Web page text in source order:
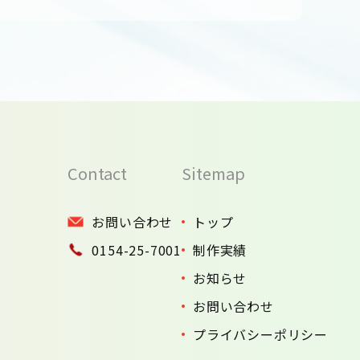
Contact
お問い合わせ
0154-25-7001
Sitemap
トップ
制作実績
お知らせ
お問い合わせ
プライバシーポリシー